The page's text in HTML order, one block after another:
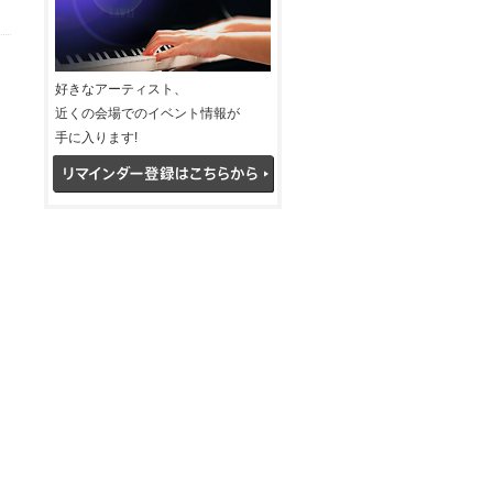
好きなアーティスト、
近くの会場でのイベント情報が
手に入ります!